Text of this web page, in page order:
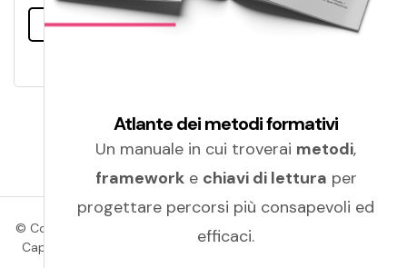
Leggi tutto
© Copyright 2026 Amicucci Formazione | P.IVA 01405830439 |
Cap. Soc.: Euro 100.000,00 (i.v.) | C.C.I.A.A. (Macerata) | R.E.A.
Atlante dei metodi formativi
Un manuale in cui troverai metodi,
frameworke chiavi di lettura per
progettare percorsi più consapevoli ed
efficaci.